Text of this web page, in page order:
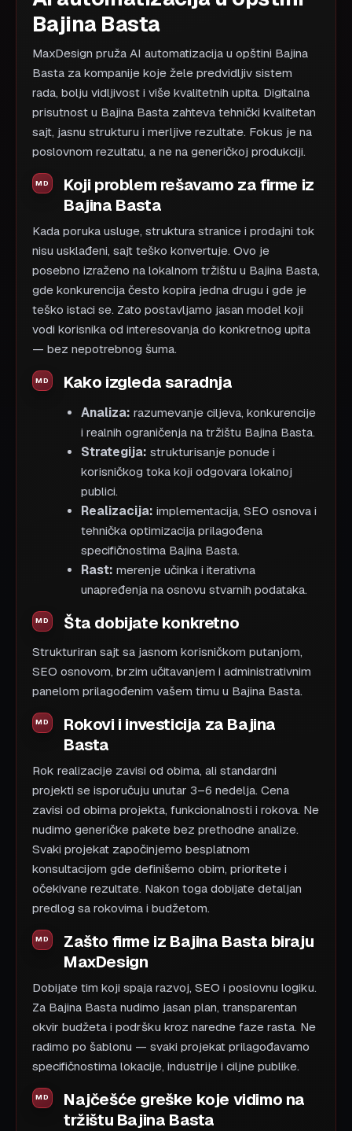
Bajina Basta
MaxDesign pruža AI automatizacija u opštini Bajina
Basta za kompanije koje žele predvidljiv sistem
rada, bolju vidljivost i više kvalitetnih upita. Digitalna
prisutnost u Bajina Basta zahteva tehnički kvalitetan
sajt, jasnu strukturu i merljive rezultate. Fokus je na
poslovnom rezultatu, a ne na generičkoj produkciji.
Koji problem rešavamo za firme iz
Bajina Basta
Kada poruka usluge, struktura stranice i prodajni tok
nisu usklađeni, sajt teško konvertuje. Ovo je
posebno izraženo na lokalnom tržištu u Bajina Basta,
gde konkurencija često kopira jedna drugu i gde je
teško istaci se. Zato postavljamo jasan model koji
vodi korisnika od interesovanja do konkretnog upita
— bez nepotrebnog šuma.
Kako izgleda saradnja
Analiza: razumevanje ciljeva, konkurencije
i realnih ograničenja na tržištu Bajina Basta.
Strategija: strukturisanje ponude i
korisničkog toka koji odgovara lokalnoj
publici.
Realizacija: implementacija, SEO osnova i
tehnička optimizacija prilagođena
specifičnostima Bajina Basta.
Rast: merenje učinka i iterativna
unapređenja na osnovu stvarnih podataka.
Šta dobijate konkretno
Strukturiran sajt sa jasnom korisničkom putanjom,
SEO osnovom, brzim učitavanjem i administrativnim
panelom prilagođenim vašem timu u Bajina Basta.
Rokovi i investicija za Bajina
Basta
Rok realizacije zavisi od obima, ali standardni
projekti se isporučuju unutar 3–6 nedelja. Cena
zavisi od obima projekta, funkcionalnosti i rokova. Ne
nudimo generičke pakete bez prethodne analize.
Svaki projekat započinjemo besplatnom
konsultacijom gde definišemo obim, prioritete i
očekivane rezultate. Nakon toga dobijate detaljan
predlog sa rokovima i budžetom.
Zašto firme iz Bajina Basta biraju
MaxDesign
Dobijate tim koji spaja razvoj, SEO i poslovnu logiku.
Za Bajina Basta nudimo jasan plan, transparentan
okvir budžeta i podršku kroz naredne faze rasta. Ne
radimo po šablonu — svaki projekat prilagođavamo
specifičnostima lokacije, industrije i ciljne publike.
Najčešće greške koje vidimo na
tržištu Bajina Basta